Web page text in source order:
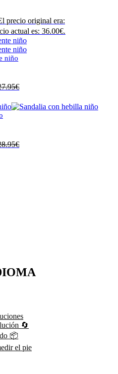
precio original era:
actual es: 36.00€.
niño
€
€
🔄
📦
el pie